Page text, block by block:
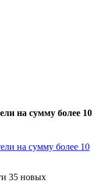
на сумму более 10
35 новых